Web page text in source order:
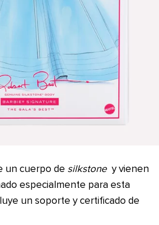
un cuerpo de silkstone y vienen
especialmente para esta
un soporte y certificado de